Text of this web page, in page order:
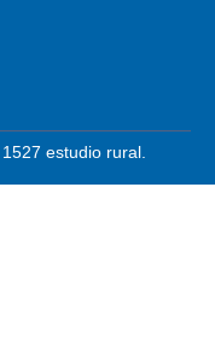
estudio rural.